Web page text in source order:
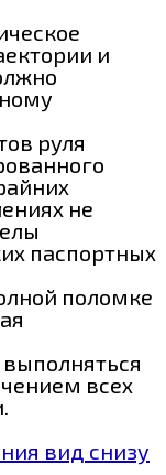
и
руля
не
паспортных
поломке
всех